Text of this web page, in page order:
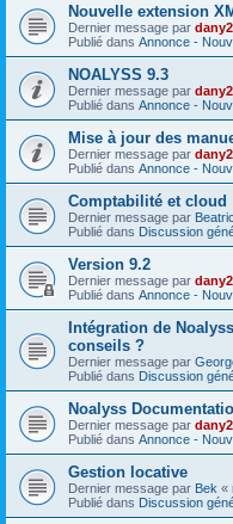
Nouvelle extension
Dernier message par dany2
Publié dans Annonce -
NOALYSS 9.3
Dernier message par dany2
Publié dans Annonce -
Mise à jour des
Dernier message par dany2
Publié dans Annonce -
Comptabilité et cloud
Dernier message par
Publié dans Discussion
Version 9.2
Dernier message par dany2
Publié dans Annonce -
Intégration de
conseils ?
Dernier message par
Publié dans Discussion
Noalyss
Dernier message par dany2
Publié dans Annonce -
Gestion locative
Dernier message par Bek «
Publié dans Discussion